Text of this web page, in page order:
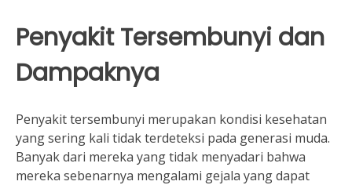
Penyakit Tersembunyi dan
Dampaknya
Penyakit tersembunyi merupakan kondisi kesehatan
yang sering kali tidak terdeteksi pada generasi muda.
Banyak dari mereka yang tidak menyadari bahwa
mereka sebenarnya mengalami gejala yang dapat